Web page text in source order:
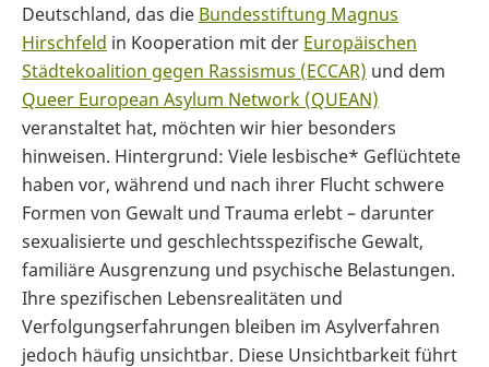
Deutschland, das die Bundesstiftung Magnus
Hirschfeld in Kooperation mit der Europäischen
Städtekoalition gegen Rassismus (ECCAR) und dem
Queer European Asylum Network (QUEAN)
veranstaltet hat, möchten wir hier besonders
hinweisen. Hintergrund: Viele lesbische* Geflüchtete
haben vor, während und nach ihrer Flucht schwere
Formen von Gewalt und Trauma erlebt – darunter
sexualisierte und geschlechtsspezifische Gewalt,
familiäre Ausgrenzung und psychische Belastungen.
Ihre spezifischen Lebensrealitäten und
Verfolgungserfahrungen bleiben im Asylverfahren
jedoch häufig unsichtbar. Diese Unsichtbarkeit führt